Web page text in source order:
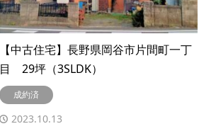
【中古住宅】長野県岡谷市片間町一丁
目 29坪（3SLDK）
成約済
2023.10.13